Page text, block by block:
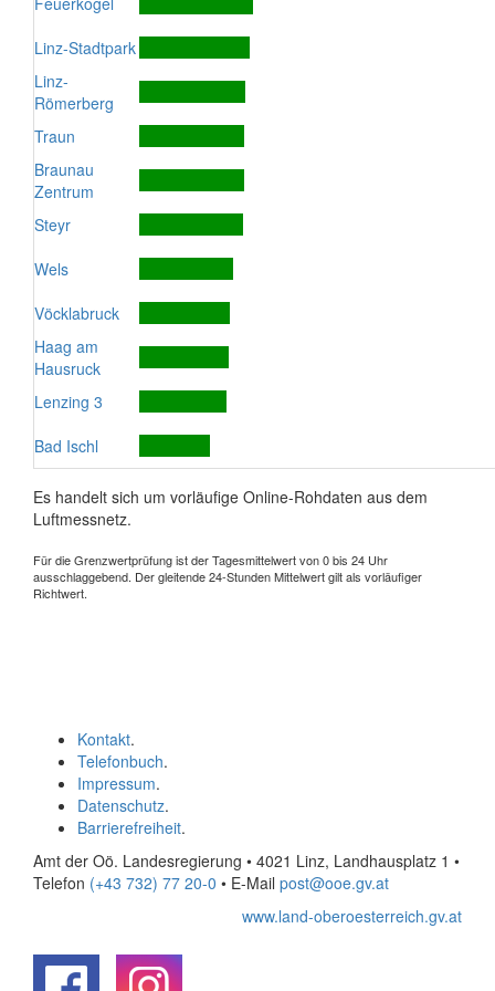
Linz-Stadtpark
Linz-
Römerberg
Traun
Braunau
Zentrum
Steyr
Wels
Vöcklabruck
Haag am
Hausruck
Lenzing 3
Bad Ischl
Es handelt sich um vorläufige Online-Rohdaten aus dem
Luftmessnetz.
Für die Grenzwertprüfung ist der Tagesmittelwert von 0 bis 24 Uhr
ausschlaggebend. Der gleitende 24-Stunden Mittelwert gilt als vorläufiger
Richtwert.
Kontakt.
Telefonbuch.
Impressum.
Datenschutz.
Barrierefreiheit.
Amt der Oö. Landesregierung • 4021 Linz, Landhausplatz 1 •
Telefon (+43 732) 77 20-0 • E-Mail post@ooe.gv.at
www.land-oberoesterreich.gv.at